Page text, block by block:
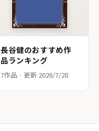
長谷健のおすすめ作
品ランキング
7作品 · 更新 2026/7/28